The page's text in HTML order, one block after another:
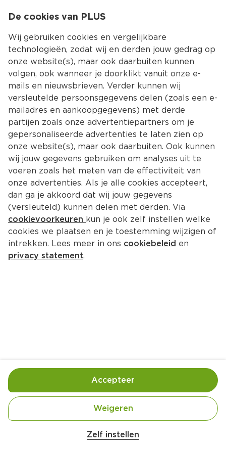
Kies jouw
Ingrediënten Bereiding
De cookies van PLUS
Wij gebruiken cookies en vergelijkbare
technologieën, zodat wij en derden jouw gedrag op
onze website(s), maar ook daarbuiten kunnen
volgen, ook wanneer je doorklikt vanuit onze e-
mails en nieuwsbrieven. Verder kunnen wij
versleutelde persoonsgegevens delen (zoals een e-
mailadres en aankoopgegevens) met derde
partijen zoals onze advertentiepartners om je
gepersonaliseerde advertenties te laten zien op
onze website(s), maar ook daarbuiten. Ook kunnen
wij jouw gegevens gebruiken om analyses uit te
voeren zoals het meten van de effectiviteit van
onze advertenties. Als je alle cookies accepteert,
dan ga je akkoord dat wij jouw gegevens
(versleuteld) kunnen delen met derden. Via
cookievoorkeuren kun je ook zelf instellen welke
cookies we plaatsen en je toestemming wijzigen of
intrekken. Lees meer in ons cookiebeleid en
privacy statement.
Zelf instellen
Weigeren
Accepteer